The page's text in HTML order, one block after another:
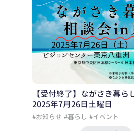
【受付終了】ながさき暮
2025年7月26日土曜日
#お知らせ #暮らし #イベント